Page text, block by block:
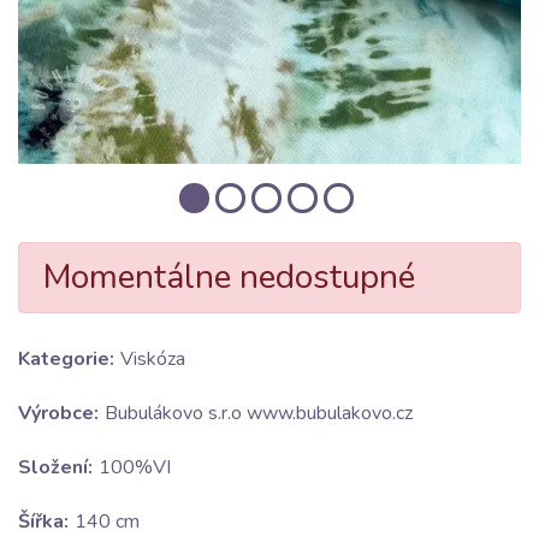
Momentálne nedostupné
Kategorie: Viskóza
Výrobce: Bubulákovo s.r.o www.bubulakovo.cz
Složení: 100%VI
Šířka: 140 cm